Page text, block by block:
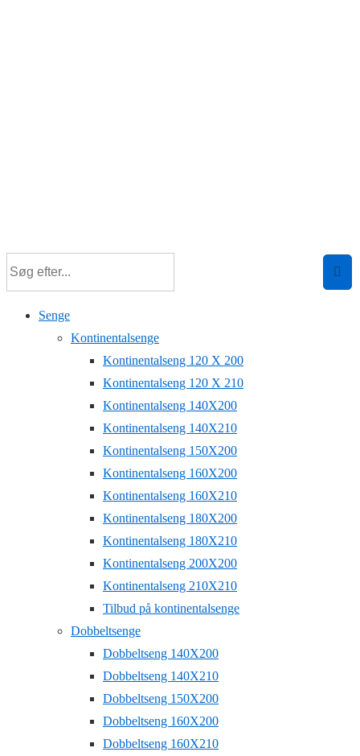
Senge
Kontinentalsenge
Kontinentalseng 120 X 200
Kontinentalseng 120 X 210
Kontinentalseng 140X200
Kontinentalseng 140X210
Kontinentalseng 150X200
Kontinentalseng 160X200
Kontinentalseng 160X210
Kontinentalseng 180X200
Kontinentalseng 180X210
Kontinentalseng 200X200
Kontinentalseng 210X210
Tilbud på kontinentalsenge
Dobbeltsenge
Dobbeltseng 140X200
Dobbeltseng 140X210
Dobbeltseng 150X200
Dobbeltseng 160X200
Dobbeltseng 160X210